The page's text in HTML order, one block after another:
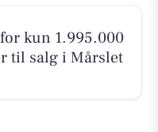
kun 1.995.000
til salg i Mårslet